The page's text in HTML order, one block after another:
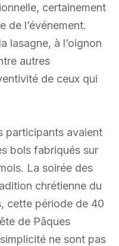
certainement
de l’événement.
lasagne, à l’oignon
autres
de ceux qui
participants avaient
bols fabriqués sur
La soirée des
chrétienne du
cette période de 40
de Pâques
ne sont pas